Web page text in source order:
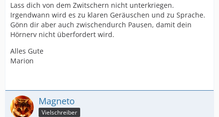
Lass dich von dem Zwitschern nicht unterkriegen.
Irgendwann wird es zu klaren Geräuschen und zu Sprache.
Gönn dir aber auch zwischendurch Pausen, damit dein
Hörnerv nicht überfordert wird.
Alles Gute
Marion
Magneto
Vielschreiber